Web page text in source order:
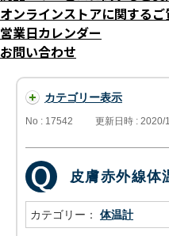
オンラインストアに関するご
営業日カレンダー
お問い合わせ
カテゴリー表示
No : 17542 更新日時 : 2020/
皮膚赤外線体
カテゴリー： 体温計